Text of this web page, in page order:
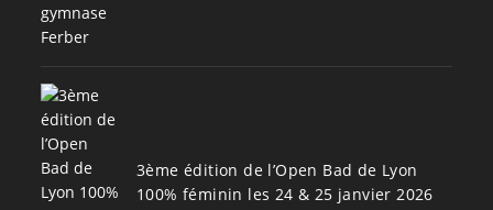
3ème édition de l’Open Bad de Lyon
100% féminin les 24 & 25 janvier 2026